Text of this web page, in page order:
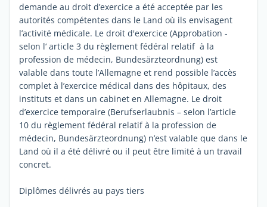
demande au droit d’exercice a été acceptée par les
autorités compétentes dans le Land où ils envisagent
l’activité médicale. Le droit d'exercice (Approbation -
selon l‘ article 3 du règlement fédéral relatif à la
profession de médecin, Bundesärzteordnung) est
valable dans toute l’Allemagne et rend possible l’accès
complet à l’exercice médical dans des hôpitaux, des
instituts et dans un cabinet en Allemagne. Le droit
d’exercice temporaire (Berufserlaubnis – selon l’article
10 du règlement fédéral relatif à la profession de
médecin, Bundesärzteordnung) n’est valable que dans le
Land où il a été délivré ou il peut être limité à un travail
concret.
Diplômes délivrés au pays tiers